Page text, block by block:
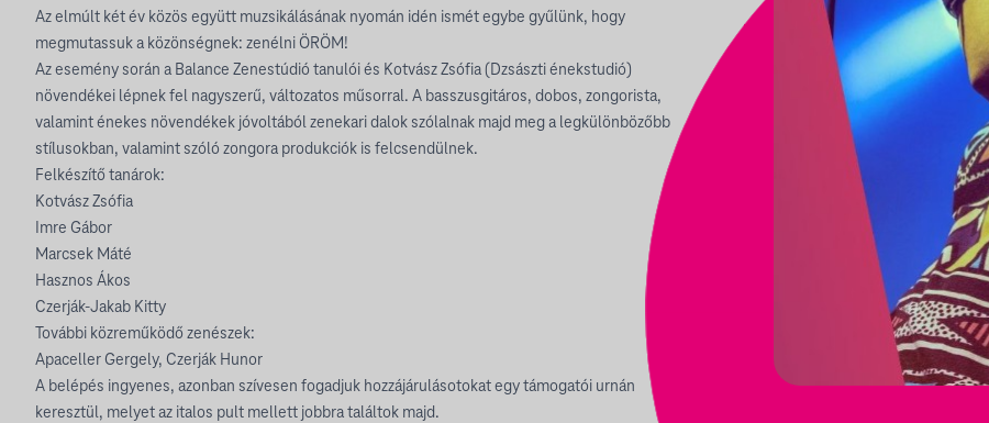
Az elmúlt két év közös együtt muzsikálásának nyomán idén ismét egybe gyűlünk, hogy
megmutassuk a közönségnek: zenélni ÖRÖM!
Az esemény során a Balance Zenestúdió tanulói és Kotvász Zsófia (Dzsászti énekstudió)
növendékei lépnek fel nagyszerű, változatos műsorral. A basszusgitáros, dobos, zongorista,
valamint énekes növendékek jóvoltából zenekari dalok szólalnak majd meg a legkülönbözőbb
stílusokban, valamint szóló zongora produkciók is felcsendülnek.
Felkészítő tanárok:
Kotvász Zsófia
Imre Gábor
Marcsek Máté
Hasznos Ákos
Czerják-Jakab Kitty
További közreműködő zenészek:
Apaceller Gergely, Czerják Hunor
A belépés ingyenes, azonban szívesen fogadjuk hozzájárulásotokat egy támogatói urnán
keresztül, melyet az italos pult mellett jobbra találtok majd.